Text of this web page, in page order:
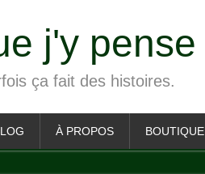
j'y pense
ça fait des histoires.
À PROPOS BOUTIQUE